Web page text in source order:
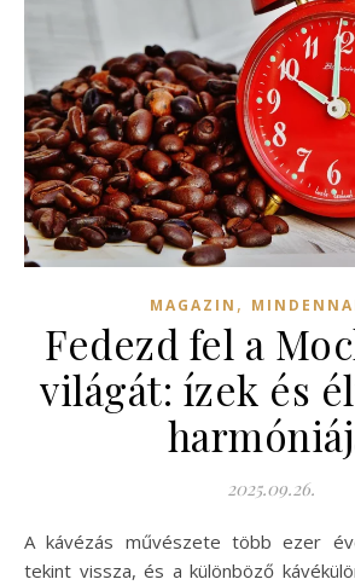
MAGAZIN ,
Fedezd fel a
világát: ízek és
2025.09.26.
A kávézás művészete több ezer éves hagyományokra
tekint vissza, és a különböző